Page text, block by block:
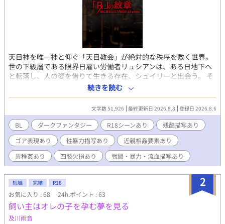
天目神を唯一神と仰ぐ「天目教会」が絶対的な秩序を敷く世界。
世の下級層である限界日雇い労働者リュシアンは、ある日地下へ
と転落し、人の姿を借りて生きる存在、シュイリーと出会う。 そ
の地下では、教会が存在そのものを否定する"神"を信仰する「嵩
秘教団」がひっそりと根を張っていた。 一方、地上の各地では教
会を揺るがす連続粛清事件が発生し、真の秩序を謳う新興勢力
「天鉬教団」が台頭を始める。 法を守護する者たち、法の庇護を
受ける者たち、法の目を掻い潜る者たち、法の外側に生きる者た
ち──それぞれの正義と思惑が交差するとき、世界を支配する秩
序の真実が明らかになっていく スチームパンク・ダークファンタ
ジー群像劇 ※本作は、男性同士の関係性を中心に描くBL作品で
す。 ただし、戦闘・政治・世界観描写を含む群像劇であるため、
ングとして登場します。 性的描写（R18）は男性同士のもののみ
となります。 ※本作には暴力・流血・人体欠損・ゴア表現・性的
暴行・近親相姦・異種間性愛など、人によって不快と感じられる
表現が含まれます。 各自、防御力を高めてお読みください。
続きを読む
文字数 51,926 最終更新日 2026.8.8 登録日 2026.8.6
BL ダークファンタジー R18シーンあり
残酷描写あり
ゴア表現あり
性暴力描写あり
近親相姦要素あり
異種姦あり
四肢欠損あり 戦闘・暴力・流血描写あり
2
短編 完結 R18
お気に入り : 68 24h.ポイント : 63
飼い主はオレの子を孕む夢を見る
及川雨音